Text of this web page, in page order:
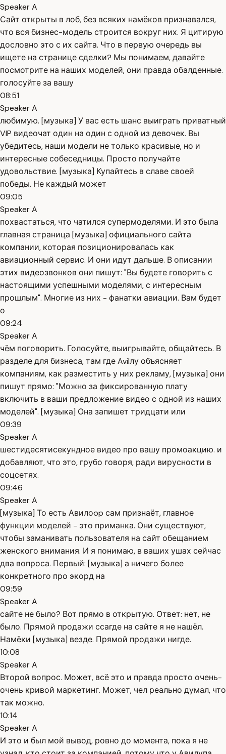
Speaker A
Сайт открыты в лоб, без всяких намёков признавался,
что вся бизнес-модель строится вокруг них. Я цитирую
дословно это с их сайта. Что в первую очередь вы
ищете на странице сделки? Мы понимаем, давайте
посмотрите на наших моделей, они правда обалденные.
голосуйте за вашу
08:51
Speaker A
любимую. [музыка] У вас есть шанс выиграть приватный
VIP видеочат один на один с одной из девочек. Вы
убедитесь, наши модели не только красивые, но и
интересные собеседницы. Просто получайте
удовольствие. [музыка] Купайтесь в славе своей
победы. Не каждый может
09:05
Speaker A
похвастаться, что чатился супермоделями. И это была
главная страница [музыка] официального сайта
компании, которая позиционировалась как
авиационный сервис. И они идут дальше. В описании
этих видеозвонков они пишут: "Вы будете говорить с
настоящими успешными моделями, с интересным
прошлым". Многие из них - фанатки авиации. Вам будет
о
09:24
Speaker A
чём поговорить. Голосуйте, выигрывайте, общайтесь. В
разделе для бизнеса, там где Avilлу объясняет
компаниям, как разместить у них рекламу, [музыка] они
пишут прямо: "Можно за фиксированную плату
включить в ваши предложение видео с одной из наших
моделей". [музыка] Она запишет тридцати или
09:39
Speaker A
шестидесятисекундное видео про вашу промоакцию. и
добавляют, что это, грубо говоря, ради вирусности в
соцсетях.
09:46
Speaker A
[музыка] То есть Авилоop сам признаёт, главное
функции моделей - это приманка. Они существуют,
чтобы заманивать пользователя на сайт обещанием
женского внимания. И я понимаю, в ваших ушах сейчас
два вопроса. Первый: [музыка] а ничего более
конкретного про экорд на
09:59
Speaker A
сайте не было? Вот прямо в открытую. Ответ: нет, не
было. Прямой продажи ссагде на сайте я не нашёл.
Намёки [музыка] везде. Прямой продажи нигде.
10:08
Speaker A
Второй вопрос. Может, всё это и правда просто очень-
очень кривой маркетинг. Может, чел реально думал, что
так можно.
10:14
Speaker A
И это и был мой вывод, ровно до момента, пока я не